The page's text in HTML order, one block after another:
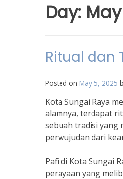
Day:
Ritual dan
Posted on May 5, 2025
Kota Sungai Raya
alamnya, terdapat
sebuah tradisi yang
perwujudan dari
Pafi di Kota Sungai
perayaan yang